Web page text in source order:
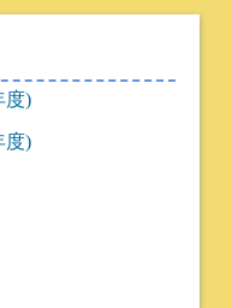
度)
度)